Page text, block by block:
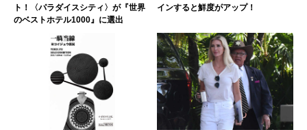
ト！〈パラダイスシティ〉が『世界
のベストホテル1000』に選出
インすると鮮度がアップ！